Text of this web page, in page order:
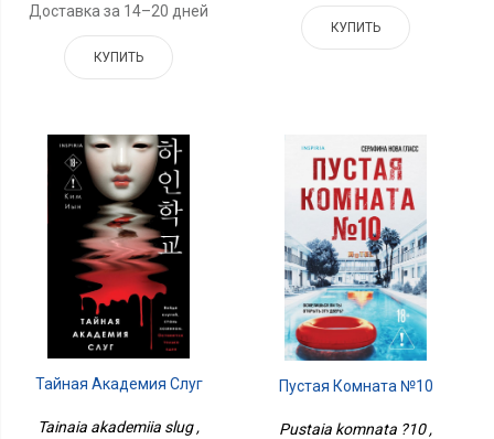
Доставка за 14–20 дней
КУПИТЬ
КУПИТЬ
Тайная Академия Слуг
Tainaia akademiia slug ,
Пустая Комната №10
Pustaia komnata ?10 ,